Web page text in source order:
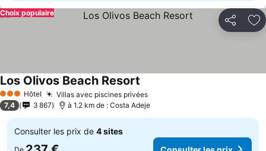
Partager
Choix populaire
3 ÉtoilesHôtel Villas avec piscines privéesConsulter les prix
Los Olivos Beach Resort
7,4 3 867 à 1.2 km de : Costa Adeje
Consulter les prix de 4 sites
De